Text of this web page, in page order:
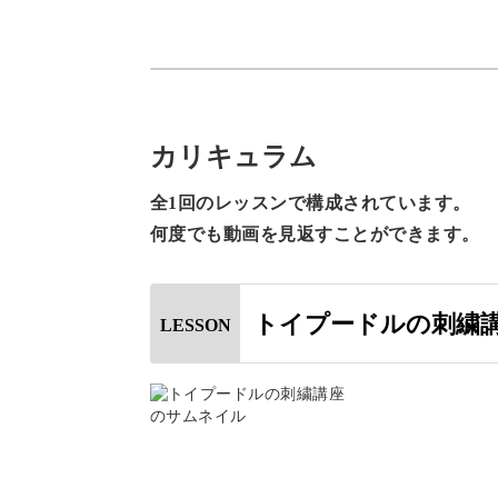
できます。
動画では、さらに立体感を出す方法な
ここでしか学べないテクニックが満
カリキュラム
全1回のレッスンで構成されています。
何度でも動画を見返すことができます。
LESSON トイプードルの刺繍